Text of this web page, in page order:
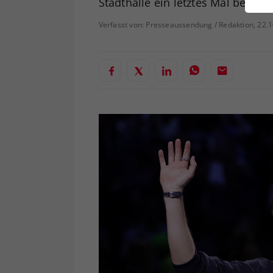
Verfasst von: Presseaussendung / Redaktion,